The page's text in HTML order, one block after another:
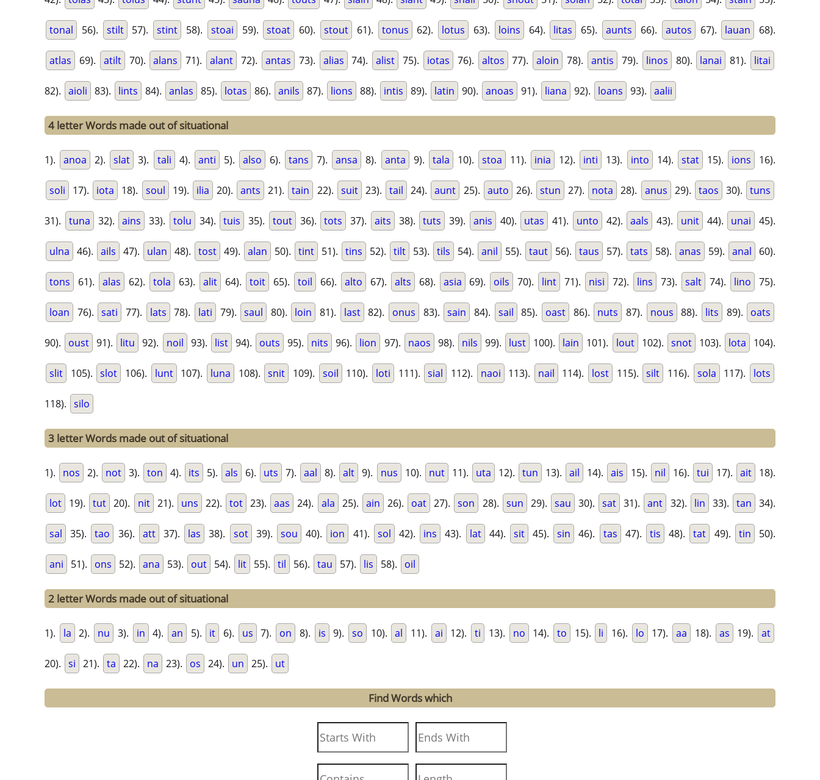
tonal 56). stilt 57). stint 58). stoai 59). stoat 60). stout 61). tonus 62). lotus 63). loins 64). litas 65). aunts 66). autos 67). lauan 68).
atlas 69). atilt 70). alans 71). alant 72). antas 73). alias 74). alist 75). iotas 76). altos 77). aloin 78). antis 79). linos 80). lanai 81). litai
82). aioli 83). lints 84). anlas 85). lotas 86). anils 87). lions 88). intis 89). latin 90). anoas 91). liana 92). loans 93). aalii
4 letter Words made out of situational
1). anoa 2). slat 3). tali 4). anti 5). also 6). tans 7). ansa 8). anta 9). tala 10). stoa 11). inia 12). inti 13). into 14). stat 15). ions 16).
soli 17). iota 18). soul 19). ilia 20). ants 21). tain 22). suit 23). tail 24). aunt 25). auto 26). stun 27). nota 28). anus 29). taos 30). tuns
31). tuna 32). ains 33). tolu 34). tuis 35). tout 36). tots 37). aits 38). tuts 39). anis 40). utas 41). unto 42). aals 43). unit 44). unai 45).
ulna 46). ails 47). ulan 48). tost 49). alan 50). tint 51). tins 52). tilt 53). tils 54). anil 55). taut 56). taus 57). tats 58). anas 59). anal 60).
tons 61). alas 62). tola 63). alit 64). toit 65). toil 66). alto 67). alts 68). asia 69). oils 70). lint 71). nisi 72). lins 73). salt 74). lino 75).
loan 76). sati 77). lats 78). lati 79). saul 80). loin 81). last 82). onus 83). sain 84). sail 85). oast 86). nuts 87). nous 88). lits 89). oats
90). oust 91). litu 92). noil 93). list 94). outs 95). nits 96). lion 97). naos 98). nils 99). lust 100). lain 101). lout 102). snot 103). lota 104).
slit 105). slot 106). lunt 107). luna 108). snit 109). soil 110). loti 111). sial 112). naoi 113). nail 114). lost 115). silt 116). sola 117). lots
118). silo
3 letter Words made out of situational
1). nos 2). not 3). ton 4). its 5). als 6). uts 7). aal 8). alt 9). nus 10). nut 11). uta 12). tun 13). ail 14). ais 15). nil 16). tui 17). ait 18).
lot 19). tut 20). nit 21). uns 22). tot 23). aas 24). ala 25). ain 26). oat 27). son 28). sun 29). sau 30). sat 31). ant 32). lin 33). tan 34).
sal 35). tao 36). att 37). las 38). sot 39). sou 40). ion 41). sol 42). ins 43). lat 44). sit 45). sin 46). tas 47). tis 48). tat 49). tin 50).
ani 51). ons 52). ana 53). out 54). lit 55). til 56). tau 57). lis 58). oil
2 letter Words made out of situational
1). la 2). nu 3). in 4). an 5). it 6). us 7). on 8). is 9). so 10). al 11). ai 12). ti 13). no 14). to 15). li 16). lo 17). aa 18). as 19). at
20). si 21). ta 22). na 23). os 24). un 25). ut
Find Words which